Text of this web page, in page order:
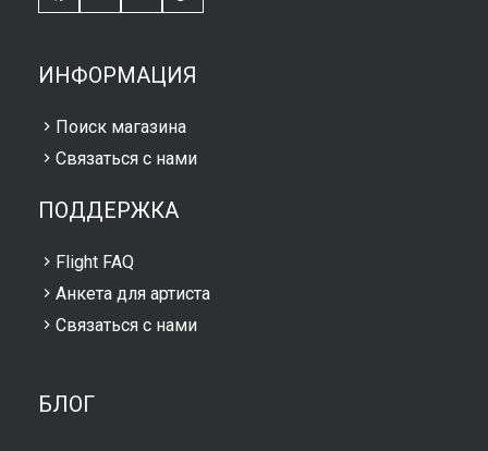
ИНФОРМАЦИЯ
Поиск магазина
Связаться с нами
ПОДДЕРЖКА
Flight FAQ
Анкета для артиста
Связаться с нами
БЛОГ